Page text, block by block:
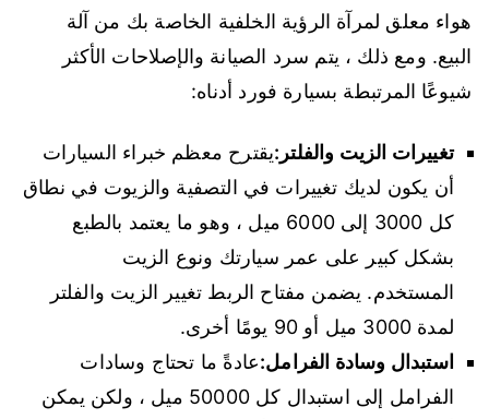
هواء معلق لمرآة الرؤية الخلفية الخاصة بك من آلة
البيع. ومع ذلك ، يتم سرد الصيانة والإصلاحات الأكثر
شيوعًا المرتبطة بسيارة فورد أدناه:
تغييرات الزيت والفلتر:يقترح معظم خبراء السيارات
أن يكون لديك تغييرات في التصفية والزيوت في نطاق
كل 3000 إلى 6000 ميل ، وهو ما يعتمد بالطبع
بشكل كبير على عمر سيارتك ونوع الزيت
المستخدم. يضمن مفتاح الربط تغيير الزيت والفلتر
لمدة 3000 ميل أو 90 يومًا أخرى.
استبدال وسادة الفرامل:عادةً ما تحتاج وسادات
الفرامل إلى استبدال كل 50000 ميل ، ولكن يمكن